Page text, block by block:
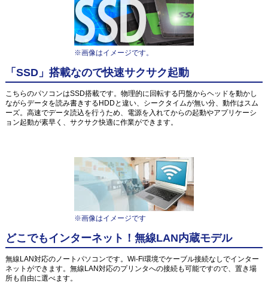
※画像はイメージです。
「SSD」搭載なので快速サクサク起動
こちらのパソコンはSSD搭載です。物理的に回転する円盤からヘッドを動かし
ながらデータを読み書きするHDDと違い、シークタイムが無い分、動作はスム
ーズ。高速でデータ読込を行うため、電源を入れてからの起動やアプリケーシ
ョン起動が素早く、サクサク快適に作業ができます。
※画像はイメージです
どこでもインターネット！無線LAN内蔵モデル
無線LAN対応のノートパソコンです。Wi-Fi環境でケーブル接続なしでインター
ネットができます。無線LAN対応のプリンタへの接続も可能ですので、置き場
所も自由に選べます。